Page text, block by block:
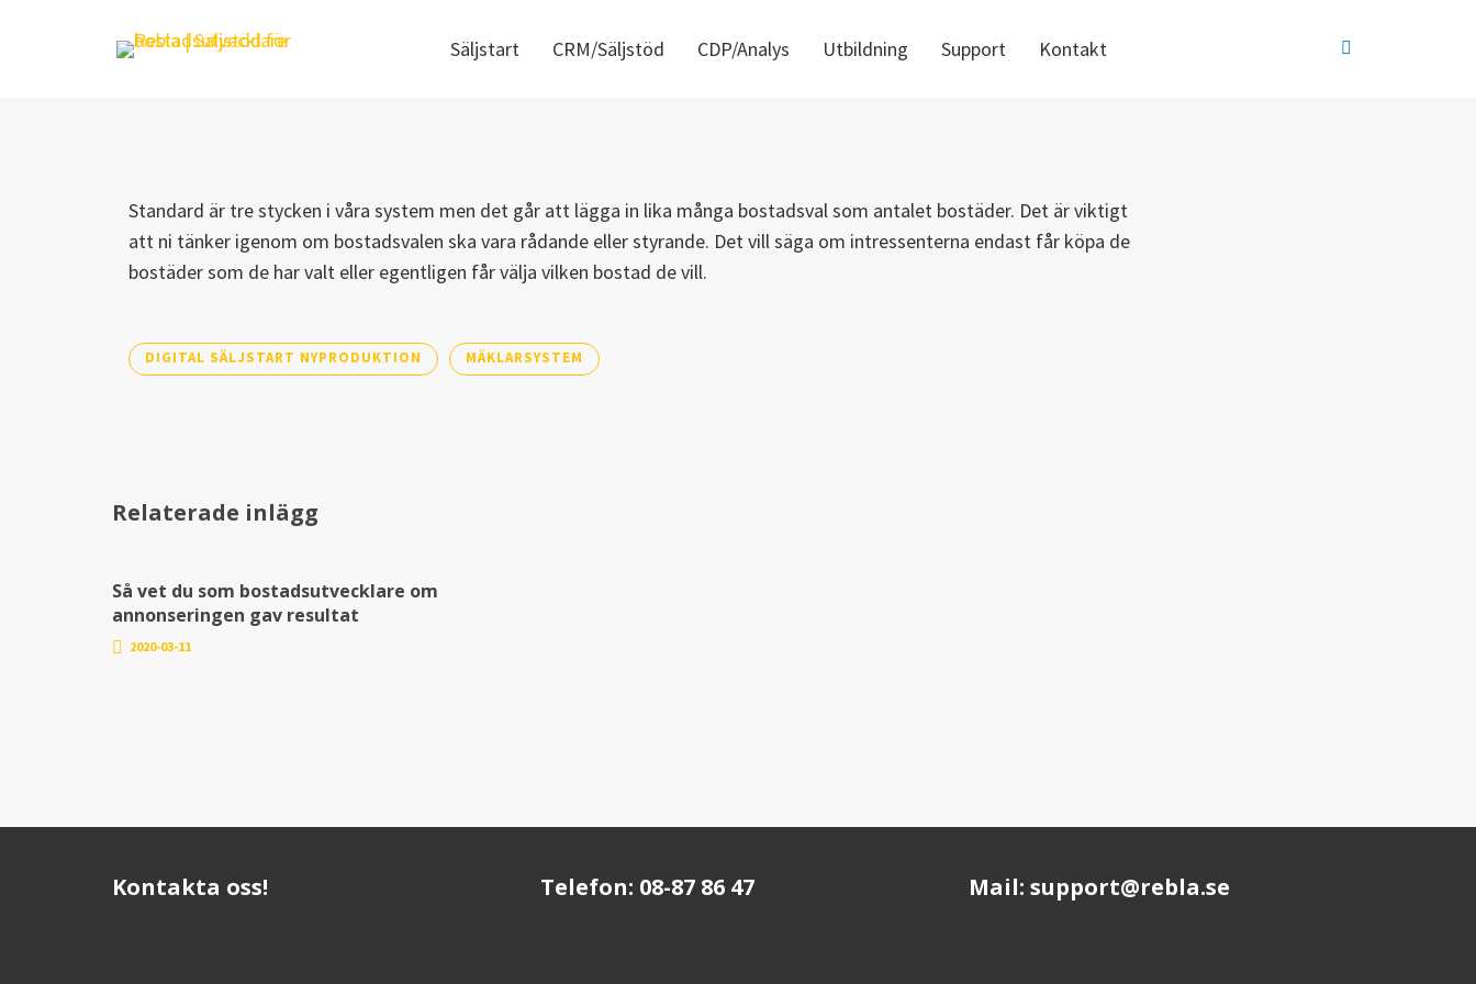
Säljstart CRM/Säljstöd CDP/Analys Utbildning Support Kontakt
Standard är tre stycken i våra system men det går att lägga in lika många bostadsval som antalet bostäder. Det är viktigt
att ni tänker igenom om bostadsvalen ska vara rådande eller styrande. Det vill säga om intressenterna endast får köpa de
bostäder som de har valt eller egentligen får välja vilken bostad de vill.
DIGITAL SÄLJSTART NYPRODUKTION MÄKLARSYSTEM
Relaterade inlägg
CRM NYPRODUKTION
Så vet du som bostadsutvecklare om
annonseringen gav resultat
2020-03-11
Kontakta oss! Telefon: 08-87 86 47 Mail: support@rebla.se